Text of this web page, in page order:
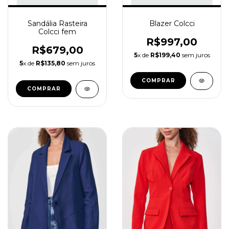
Sandália Rasteira
Colcci fem
R$679,00
5x de R$135,80 sem juros
COMPRAR
Blazer Colcci
R$997,00
5x de R$199,40 sem juros
COMPRAR